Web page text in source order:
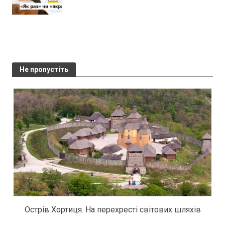
Не пропустіть
Острів Хортиця. На перехресті світових шляхів